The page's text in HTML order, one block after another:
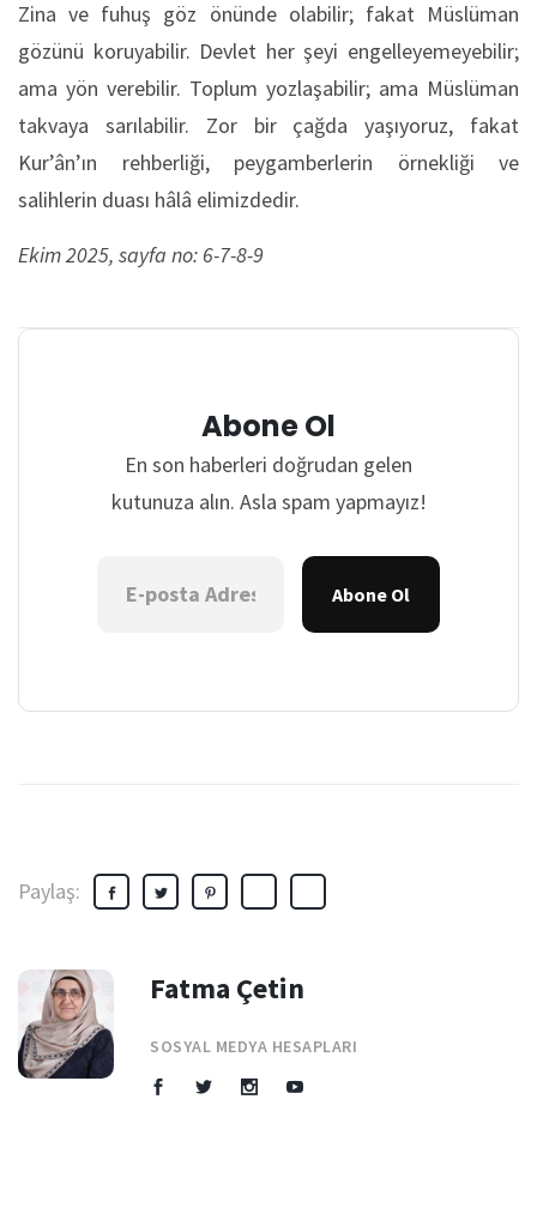
Zina ve fuhuş göz önünde olabilir; fakat Müslüman
gözünü koruyabilir. Devlet her şeyi engelleyemeyebilir;
ama yön verebilir. Toplum yozlaşabilir; ama Müslüman
takvaya sarılabilir. Zor bir çağda yaşıyoruz, fakat
Kur’ân’ın rehberliği, peygamberlerin örnekliği ve
salihlerin duası hâlâ elimizdedir.
Ekim 2025, sayfa no: 6-7-8-9
Abone Ol
En son haberleri doğrudan gelen
kutunuza alın. Asla spam yapmayız!
Abone Ol
Paylaş:
Fatma Çetin
SOSYAL MEDYA HESAPLARI